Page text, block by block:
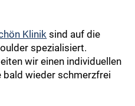
Klinik sind auf die
spezialisiert.
wir einen individuellen
bald wieder schmerzfrei